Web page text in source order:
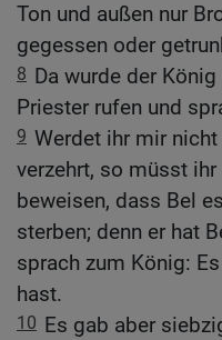
Ton und außen nur
gegessen oder
8 Da wurde der
Priester rufen und
9 Werdet ihr mir
verzehrt, so müsst
beweisen, dass Bel
sterben; denn er hat
sprach zum König:
hast.
10 Es gab aber